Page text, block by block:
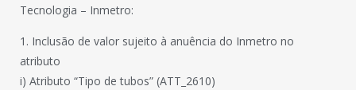
Tecnologia – Inmetro:
1. Inclusão de valor sujeito à anuência do Inmetro no
atributo
i) Atributo “Tipo de tubos” (ATT_2610)